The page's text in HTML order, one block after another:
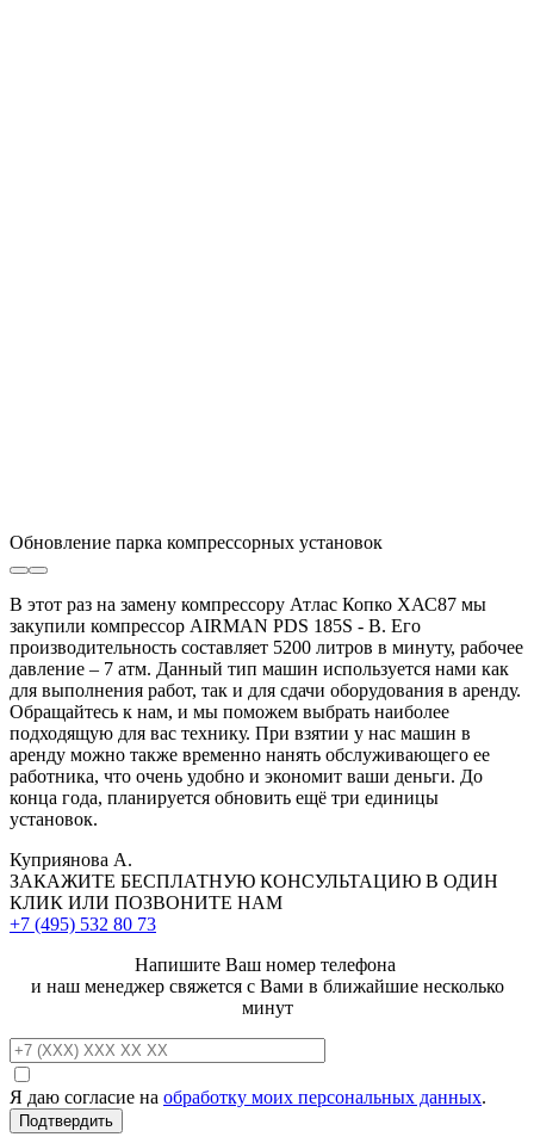
Обновление парка компрессорных установок
В этот раз на замену компрессору Атлас Копко ХАС87 мы
закупили компрессор AIRMAN PDS 185S - B. Его
производительность составляет 5200 литров в минуту, рабочее
давление – 7 атм. Данный тип машин используется нами как
для выполнения работ, так и для сдачи оборудования в аренду.
Обращайтесь к нам, и мы поможем выбрать наиболее
подходящую для вас технику. При взятии у нас машин в
аренду можно также временно нанять обслуживающего ее
работника, что очень удобно и экономит ваши деньги. До
конца года, планируется обновить ещё три единицы
установок.
Куприянова А.
ЗАКАЖИТЕ БЕСПЛАТНУЮ КОНСУЛЬТАЦИЮ В ОДИН
КЛИК ИЛИ ПОЗВОНИТЕ НАМ
+7 (495) 532 80 73
Напишите Ваш номер телефона
и наш менеджер свяжется с Вами в ближайшие несколько
минут
Я даю согласие на обработку моих персональных данных.